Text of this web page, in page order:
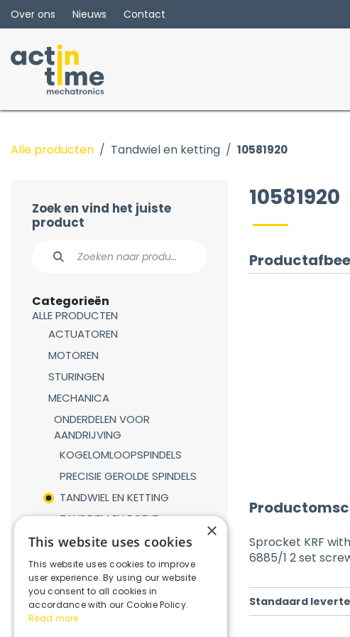
Overslaan naar inhoud
Over ons Nieuws Contact
Alle producten Tandwiel en ketting 10581920
Zoek en vind het juiste
product
Categorieën
ALLE PRODUCTEN
ACTUATOREN
MOTOREN
STURINGEN
MECHANICA
ONDERDELEN VOOR
AANDRIJVING
KOGELOMLOOPSPINDELS
PRECISIE GEROLDE SPINDELS
TANDWIEL EN KETTING
TANDRIEM EN POELIE
TANDHEUGEL EN TANDWIEL
LINEAIRE GELEIDINGEN
GASVEREN
KOPPELINGEN
REDUCTIEKASTEN
10581920
Sprocket KRF
6885/1 2 set
Standaard
×
This website uses cookies
This website uses cookies to improve
user experience. By using our website
you consent to all cookies in
accordance with our Cookie Policy.
Read more